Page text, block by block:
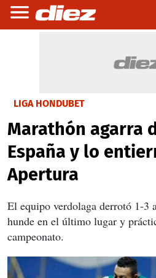
LIGA HONDUBET
Marathón agarra
España y lo
Apertura
El equipo verdolaga derrotó 1-3
hunde en el último lugar y
campeonato.